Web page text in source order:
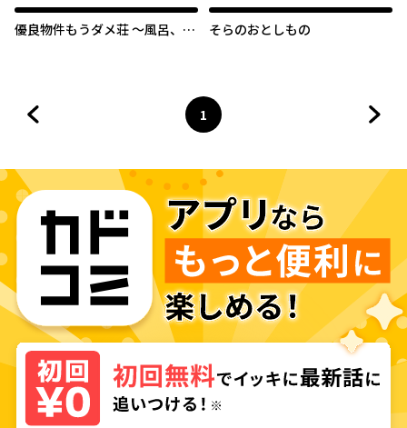
優良物件もうダメ荘 ～風呂、ト
そらのおとしもの
ページ
1
へ